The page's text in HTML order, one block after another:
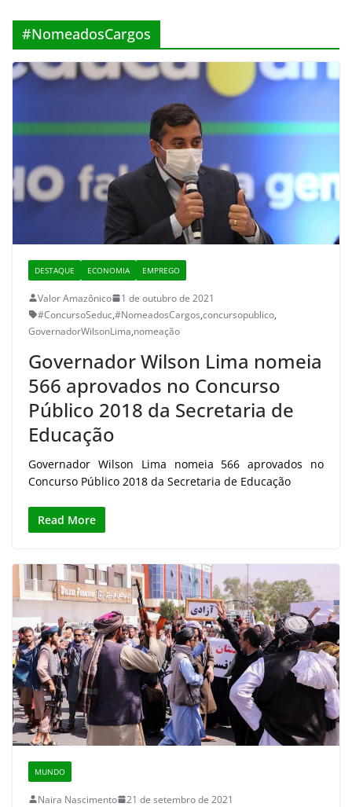
#NomeadosCargos
DESTAQUE ECONOMIA EMPREGO
Valor Amazônico
1 de outubro de 2021
#ConcursoSeduc,#NomeadosCargos,concursopublico,
GovernadorWilsonLima,nomeação
Governador Wilson Lima nomeia
566 aprovados no Concurso
Público 2018 da Secretaria de
Educação
Governador Wilson Lima nomeia 566 aprovados no
Concurso Público 2018 da Secretaria de Educação
Read More
MUNDO
Naira Nascimento
21 de setembro de 2021